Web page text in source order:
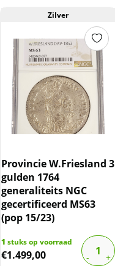
Zilver
Provincie W.Friesland 3
gulden 1764
generaliteits NGC
gecertificeerd MS63
(pop 15/23)
1 stuks op voorraad
€1.499,00